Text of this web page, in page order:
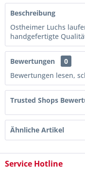
Beschreibung
Ostheimer Luchs
handgefertigte
Bewertungen
0
Bewertungen lesen,
Trusted Shops
Ähnliche Artikel
Service Hotline